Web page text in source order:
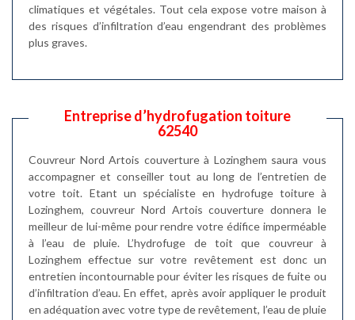
climatiques et végétales. Tout cela expose votre maison à
des risques d’infiltration d’eau engendrant des problèmes
plus graves.
Entreprise d’hydrofugation toiture
62540
Couvreur Nord Artois couverture à Lozinghem saura vous
accompagner et conseiller tout au long de l’entretien de
votre toit. Etant un spécialiste en hydrofuge toiture à
Lozinghem, couvreur Nord Artois couverture donnera le
meilleur de lui-même pour rendre votre édifice imperméable
à l’eau de pluie. L’hydrofuge de toit que couvreur à
Lozinghem effectue sur votre revêtement est donc un
entretien incontournable pour éviter les risques de fuite ou
d’infiltration d’eau. En effet, après avoir appliquer le produit
en adéquation avec votre type de revêtement, l’eau de pluie